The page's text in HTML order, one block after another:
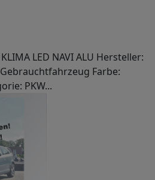
LED NAVI ALU Hersteller:
Farbe:
PKW...